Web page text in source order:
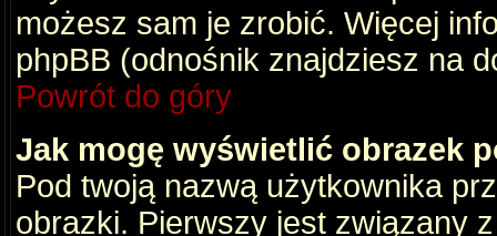
możesz sam je zrobić. Więcej
phpBB (odnośnik znajdziesz na
Powrót do góry
Jak mogę wyświetlić obrazek
Pod twoją nazwą użytkownika
obrazki. Pierwszy jest związany